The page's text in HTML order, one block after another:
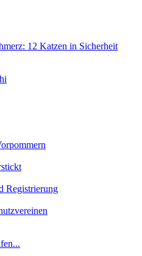
12 Katzen in Sicherheit
Registrierung